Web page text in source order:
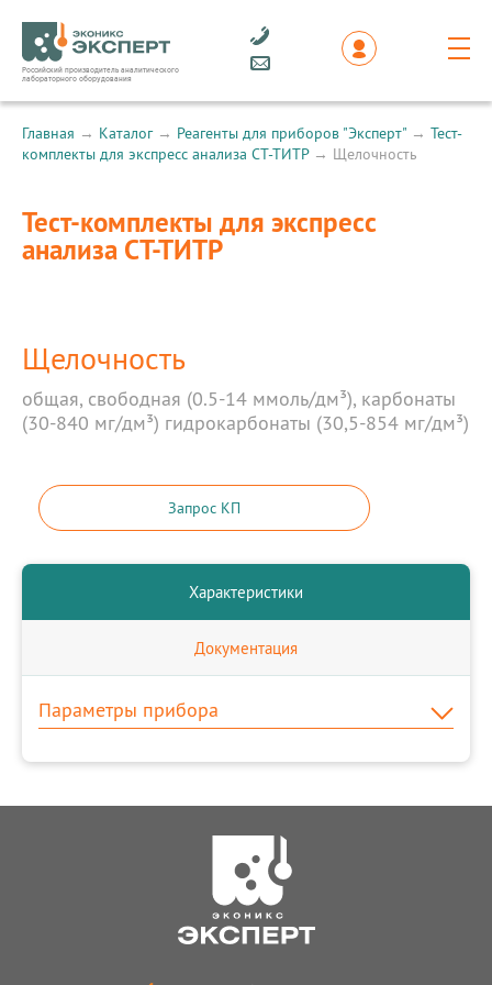
Главная → Каталог→ Реагенты для приборов "Эксперт" → Тест-
комплекты для экспресс анализа СТ-ТИТР→ Щелочность
Тест-комплекты для экспресс
анализа СТ-ТИТР
Щелочность
общая, свободная (0.5-14 ммоль/дм³), карбонаты
(30-840 мг/дм³) гидрокарбонаты (30,5-854 мг/дм³)
Запрос КП
Характеристики
Документация
Параметры прибора
Российский производитель аналитического
лабораторного оборудования